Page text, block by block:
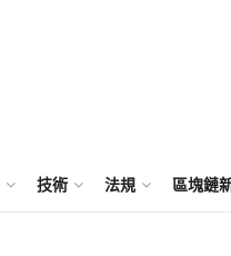
技術 法規 區塊鏈